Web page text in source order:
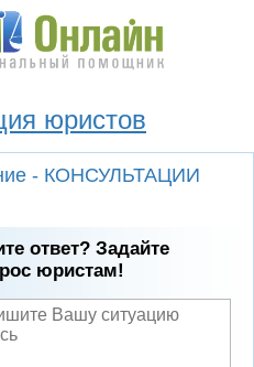
юристов
- КОНСУЛЬТАЦИИ
ответ? Задайте
юристам!